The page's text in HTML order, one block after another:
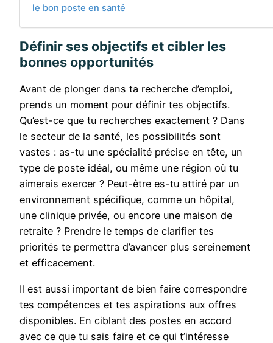
le bon poste en santé
Définir ses objectifs et cibler les
bonnes opportunités
Avant de plonger dans ta recherche d’emploi,
prends un moment pour définir tes objectifs.
Qu’est-ce que tu recherches exactement ? Dans
le secteur de la santé, les possibilités sont
vastes : as-tu une spécialité précise en tête, un
type de poste idéal, ou même une région où tu
aimerais exercer ? Peut-être es-tu attiré par un
environnement spécifique, comme un hôpital,
une clinique privée, ou encore une maison de
retraite ? Prendre le temps de clarifier tes
priorités te permettra d’avancer plus sereinement
et efficacement.
Il est aussi important de bien faire correspondre
tes compétences et tes aspirations aux offres
disponibles. En ciblant des postes en accord
avec ce que tu sais faire et ce qui t’intéresse